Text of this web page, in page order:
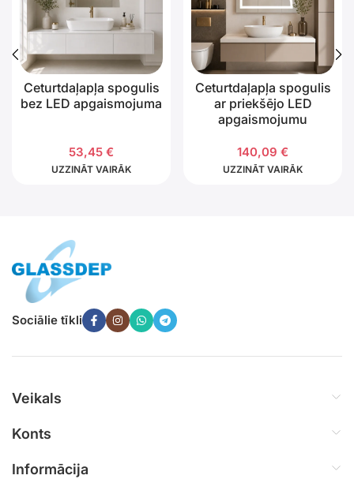
Ceturtdaļapļa spogulis
bez LED apgaismojuma
53,45 €
UZZINĀT VAIRĀK
Ceturtdaļapļa spogulis
ar priekšējo LED
apgaismojumu
140,09 €
UZZINĀT VAIRĀK
Sociālie tīkli
Veikals
Konts
Informācija